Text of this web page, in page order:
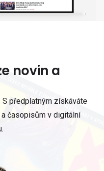
novin a
S předplatným získáváte
časopisům v digitální